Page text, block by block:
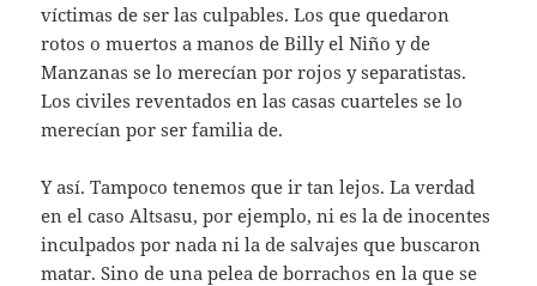
víctimas de ser las culpables. Los que quedaron
rotos o muertos a manos de Billy el Niño y de
Manzanas se lo merecían por rojos y separatistas.
Los civiles reventados en las casas cuarteles se lo
merecían por ser familia de.
Y así. Tampoco tenemos que ir tan lejos. La verdad
en el caso Altsasu, por ejemplo, ni es la de inocentes
inculpados por nada ni la de salvajes que buscaron
matar. Sino de una pelea de borrachos en la que se